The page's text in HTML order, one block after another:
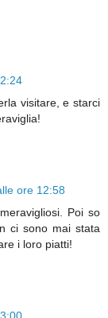
visitare, e starci
ore 12:58
Poi so
ci sono mai stata
i loro piatti!